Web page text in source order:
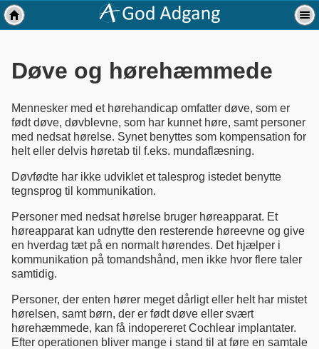
Døve og hørehæmmede
Mennesker med et hørehandicap omfatter døve, som er
født døve, døvblevne, som har kunnet høre, samt personer
med nedsat hørelse. Synet benyttes som kompensation for
helt eller delvis høretab til f.eks. mundaflæsning.
Døvfødte har ikke udviklet et talesprog istedet benytte
tegnsprog til kommunikation.
Personer med nedsat hørelse bruger høreapparat. Et
høreapparat kan udnytte den resterende høreevne og give
en hverdag tæt på en normalt hørendes. Det hjælper i
kommunikation på tomandshånd, men ikke hvor flere taler
samtidig.
Personer, der enten hører meget dårligt eller helt har mistet
hørelsen, samt børn, der er født døve eller svært
hørehæmmede, kan få indopereret Cochlear implantater.
Efter operationen bliver mange i stand til at føre en samtale